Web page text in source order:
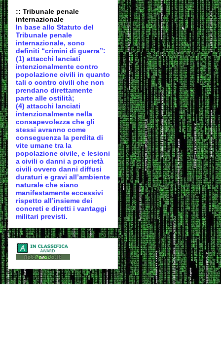
:: Tribunale penale
internazionale
In base allo Statuto del
Tribunale penale
internazionale, sono
definiti “crimini di guerra”:
(1) attacchi lanciati
intenzionalmente contro
popolazione civili in quanto
tali o contro civili che non
prendano direttamente
parte alle ostilità;
(4) attacchi lanciati
intenzionalmente nella
consapevolezza che gli
stessi avranno come
conseguenza la perdita di
vite umane tra la
popolazione civile, e lesioni
a civili o danni a proprietà
civili ovvero danni diffusi
duraturi e gravi all’ambiente
naturale che siano
manifestamente eccessivi
rispetto all’insieme dei
concreti e diretti i vantaggi
militari previsti.